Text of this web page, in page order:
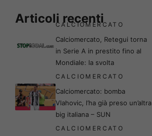
Articoli recenti
CALCIOMERCATO
Calciomercato, Retegui torna
in Serie A in prestito fino al
Mondiale: la svolta
CALCIOMERCATO
Calciomercato: bomba
Vlahovic, l’ha già preso un’altra
big italiana – SUN
CALCIOMERCATO